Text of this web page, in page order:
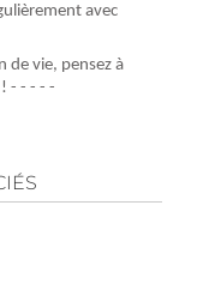
avec
de vie, pensez à
- - - - -